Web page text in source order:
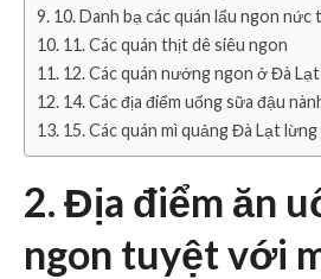
10. Danh bạ các quán lẩu ngon
11. Các quán thịt dê siêu ngon
12. Các quán nướng ngon ở Đà Lạt
14. Các địa điểm uống sữa đậu
15. Các quán mì quảng Đà Lạt lừng
2. Địa điểm ăn
ngon tuyệt với